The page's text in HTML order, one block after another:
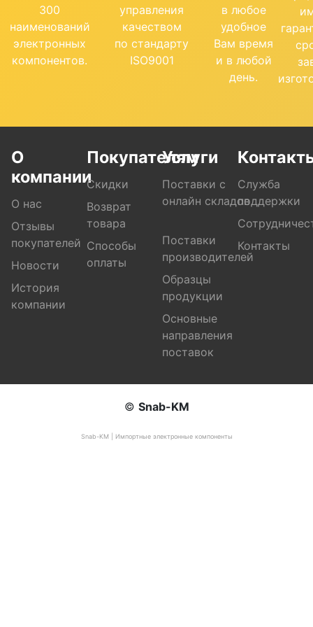
300
наименований
электронных
компонентов.
управления
качеством
по стандарту
ISO9001
в любое
удобное
Вам время
и в любой
день.
О
компании
О нас
Отзывы
покупателей
Новости
История
компании
Покупателям
Скидки
Возврат
товара
Способы
оплаты
Услуги
Поставки с
онлайн складов
Поставки
производителей
Образцы
продукции
Основные
направления
поставок
Служба
поддержки
Контакты
© Snab-KM
Snab-KM | Импортные электронные компоненты